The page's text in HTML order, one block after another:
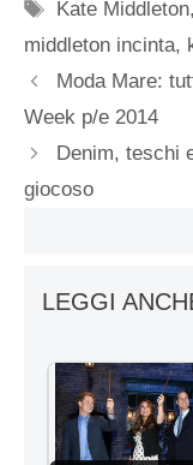
Tag
Kate Middleton,
middleton incinta,
Moda Mare:
Week p/e 2014
Denim, teschi
giocoso
LEGGI